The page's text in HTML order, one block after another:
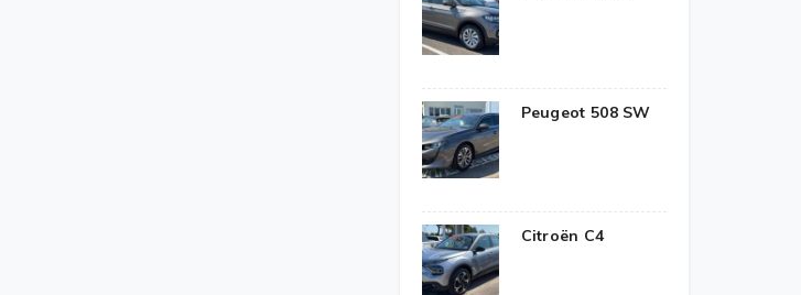
Peugeot 508 SW
Citroën C4